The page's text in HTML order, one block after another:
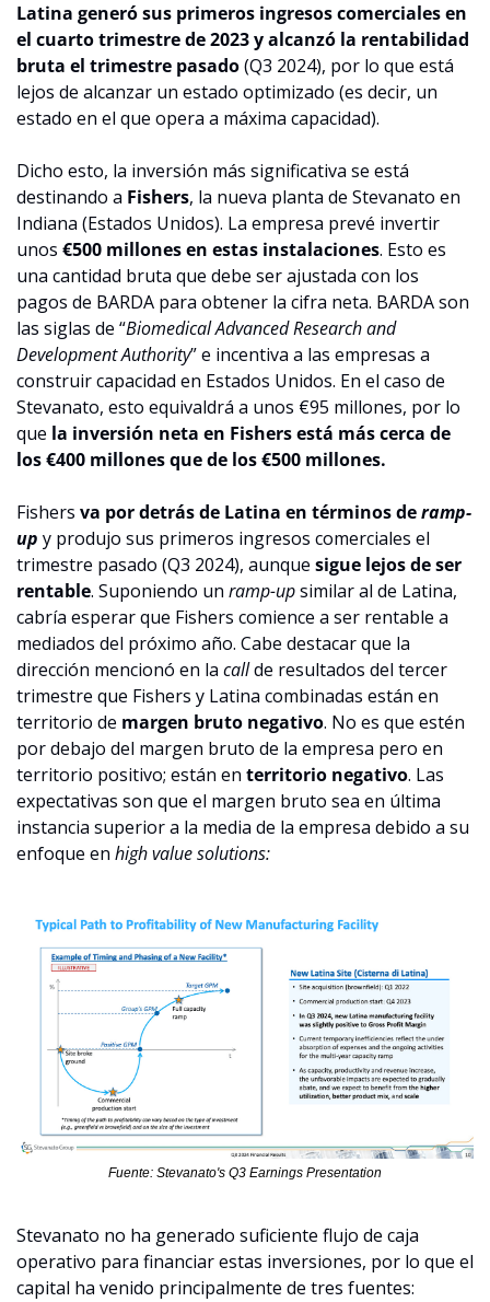
Latina generó sus primeros ingresos comerciales en
el cuarto trimestre de 2023 y alcanzó la rentabilidad
bruta el trimestre pasado (Q3 2024), por lo que está
lejos de alcanzar un estado optimizado (es decir, un
estado en el que opera a máxima capacidad).
Dicho esto, la inversión más significativa se está
destinando a Fishers, la nueva planta de Stevanato en
Indiana (Estados Unidos). La empresa prevé invertir
unos €500 millones en estas instalaciones. Esto es
una cantidad bruta que debe ser ajustada con los
pagos de BARDA para obtener la cifra neta. BARDA son
las siglas de “Biomedical Advanced Research and
Development Authority” e incentiva a las empresas a
construir capacidad en Estados Unidos. En el caso de
Stevanato, esto equivaldrá a unos €95 millones, por lo
que la inversión neta en Fishers está más cerca de
los €400 millones que de los €500 millones.
Fishers va por detrás de Latina en términos de ramp-
up y produjo sus primeros ingresos comerciales el
trimestre pasado (Q3 2024), aunque sigue lejos de ser
rentable. Suponiendo un ramp-up similar al de Latina,
cabría esperar que Fishers comience a ser rentable a
mediados del próximo año. Cabe destacar que la
dirección mencionó en la call de resultados del tercer
trimestre que Fishers y Latina combinadas están en
territorio de margen bruto negativo. No es que estén
por debajo del margen bruto de la empresa pero en
territorio positivo; están en territorio negativo. Las
expectativas son que el margen bruto sea en última
instancia superior a la media de la empresa debido a su
enfoque en high value solutions:
Fuente: Stevanato's Q3 Earnings Presentation
Stevanato no ha generado suficiente flujo de caja
operativo para financiar estas inversiones, por lo que el
capital ha venido principalmente de tres fuentes: